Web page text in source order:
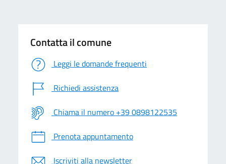
Contatta il comune
Leggi le domande frequenti
Richiedi assistenza
Chiama il numero +39 0898122535
Prenota appuntamento
Iscriviti alla newsletter